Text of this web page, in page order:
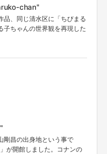
chan"
品、同じ清水区に「ちびまる
子ちゃんの世界観を再現した
剛昌の出身地という事で
が開館しました。コナンの